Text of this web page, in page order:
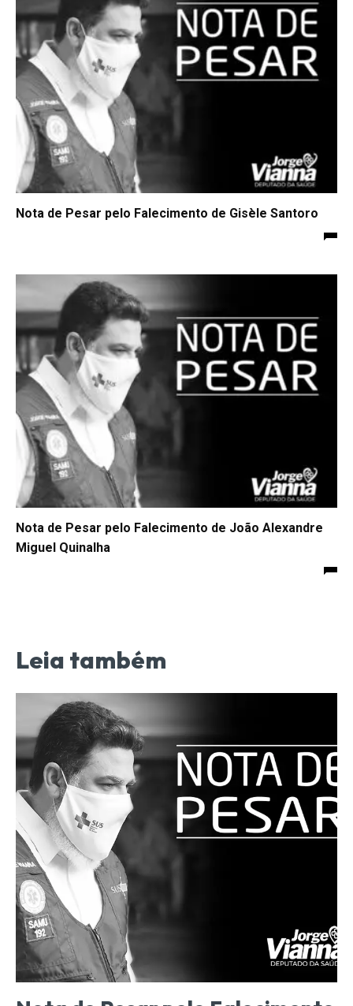
Nota de Pesar pelo Falecimento de Gisèle Santoro
Nota de Pesar pelo Falecimento de João Alexandre
Miguel Quinalha
Leia também